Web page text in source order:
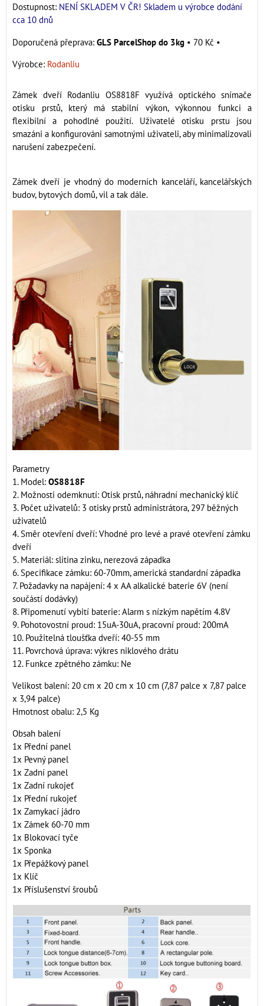
Dostupnost: NENÍ SKLADEM V ČR! Skladem u výrobce dodání
cca 10 dnů
GLS ParcelShop do 3kg • 70 Kč •
Výrobce: Rodanliu
Zámek dveří Rodanliu OS8818F využívá optického snímače
otisku prstů, který má stabilní výkon, výkonnou funkci a
flexibilní a pohodlné použití. Uživatelé otisku prstu jsou
smazáni a konfigurováni samotnými uživateli, aby minimalizovali
narušení zabezpečení.
Zámek dveří je vhodný do moderních kanceláří, kancelářských
budov, bytových domů, vil a tak dále.
Parametry
1. Model: OS8818F
2. Možnosti odemknutí: Otisk prstů, náhradní mechanický klíč
3. Počet uživatelů: 3 otisky prstů administrátora, 297 běžných
uživatelů
4. Směr otevření dveří: Vhodné pro levé a pravé otevření zámku
dveří
5. Materiál: slitina zinku, nerezová západka
6. Specifikace zámku: 60-70mm, americká standardní západka
7. Požadavky na napájení: 4 x AA alkalické baterie 6V (není
součástí dodávky)
8. Připomenutí vybití baterie: Alarm s nízkým napětím 4.8V
9. Pohotovostní proud: 15uA-30uA, pracovní proud: 200mA
10. Použitelná tloušťka dveří: 40-55 mm
11. Povrchová úprava: výkres niklového drátu
12. Funkce zpětného zámku: Ne
Velikost balení: 20 cm x 20 cm x 10 cm (7,87 palce x 7,87 palce
x 3,94 palce)
Hmotnost obalu: 2,5 Kg
Obsah balení
1x Přední panel
1x Pevný panel
1x Zadní panel
1x Zadní rukojeť
1x Přední rukojeť
1x Zamykací jádro
1x Zámek 60-70 mm
1x Blokovací tyče
1x Sponka
1x Přepážkový panel
1x Klíč
1x Příslušenství šroubů